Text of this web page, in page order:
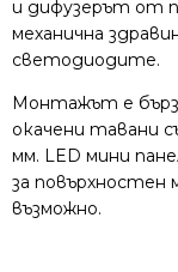
и дифузерът от
механична
светодиодите.
Монтажът е бърз
окачени тавани
мм. LED мини
за повърхностен
възможно.